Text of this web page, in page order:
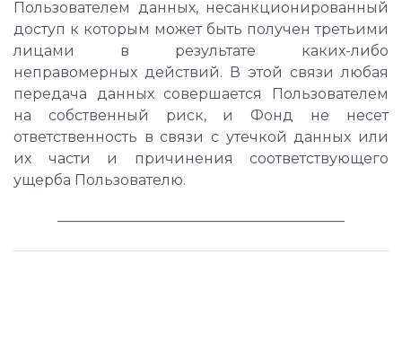
Пользователем данных, несанкционированный
доступ к которым может быть получен третьими
лицами в результате каких-либо
неправомерных действий. В этой связи любая
передача данных совершается Пользователем
на собственный риск, и Фонд не несет
ответственность в связи с утечкой данных или
их части и причинения соответствующего
ущерба Пользователю.